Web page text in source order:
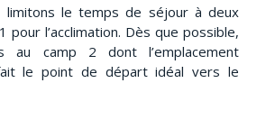
limitons le temps de séjour à deux
pour l’acclimation. Dès que possible,
au camp 2 dont l’emplacement
le point de départ idéal vers le